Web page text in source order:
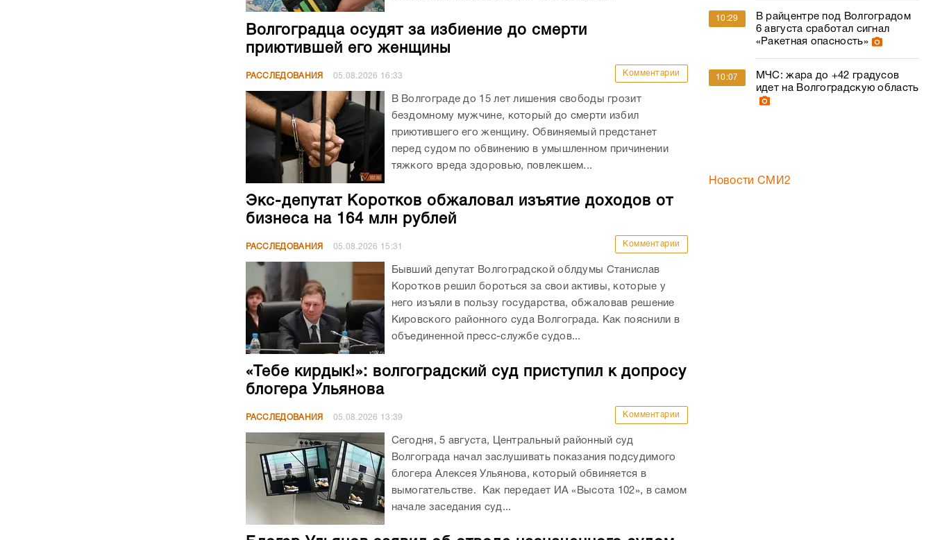
Волгоградца осудят за избиение до смерти
приютившей его женщины
РАССЛЕДОВАНИЯ 05.08.2026 16:33 Комментарии
В Волгограде до 15 лет лишения свободы грозит
бездомному мужчине, который до смерти избил
приютившего его женщину. Обвиняемый предстанет
перед судом по обвинению в умышленном причинении
тяжкого вреда здоровью, повлекшем...
Экс-депутат Коротков обжаловал изъятие доходов от
бизнеса на 164 млн рублей
РАССЛЕДОВАНИЯ 05.08.2026 15:31 Комментарии
Бывший депутат Волгоградской облдумы Станислав
Коротков решил бороться за свои активы, которые у
него изъяли в пользу государства, обжаловав решение
Кировского районного суда Волгограда. Как пояснили в
объединенной пресс-службе судов...
«Тебе кирдык!»: волгоградский суд приступил к допросу
блогера Ульянова
РАССЛЕДОВАНИЯ 05.08.2026 13:39 Комментарии
Сегодня, 5 августа, Центральный районный суд
Волгограда начал заслушивать показания подсудимого
блогера Алексея Ульянова, который обвиняется в
вымогательстве. Как передает ИА «Высота 102», в самом
начале заседания суд...
10:29
В райцентре под Волгоградом
6 августа сработал сигнал
«Ракетная опасность»
10:07
МЧС: жара до +42 градусов
идет на Волгоградскую область
Новости СМИ2